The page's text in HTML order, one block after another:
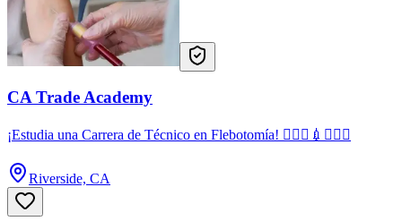
CA Trade Academy
¡Estudia una Carrera de Técnico en Flebotomía! 👩🏻‍⚕️💉🧑🏻‍⚕️
Riverside, CA